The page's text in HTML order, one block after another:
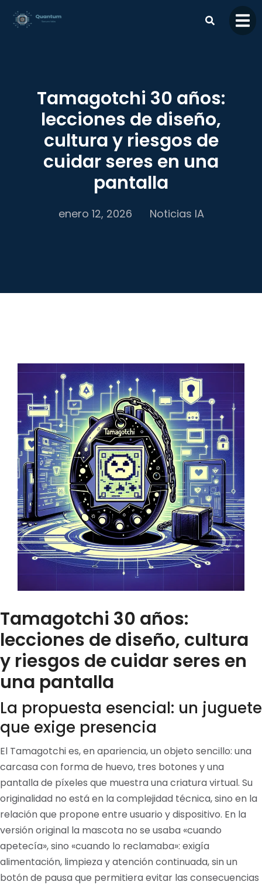
contenido
Tamagotchi 30 años:
lecciones de diseño,
cultura y riesgos de
cuidar seres en una
pantalla
enero 12, 2026 Noticias IA
Tamagotchi 30 años:
lecciones de diseño, cultura
y riesgos de cuidar seres en
una pantalla
La propuesta esencial: un juguete
que exige presencia
El Tamagotchi es, en apariencia, un objeto sencillo: una
carcasa con forma de huevo, tres botones y una
pantalla de píxeles que muestra una criatura virtual. Su
originalidad no está en la complejidad técnica, sino en la
relación que propone entre usuario y dispositivo. En la
versión original la mascota no se usaba «cuando
apetecía», sino «cuando lo reclamaba»: exigía
alimentación, limpieza y atención continuada, sin un
botón de pausa que permitiera evitar las consecuencias